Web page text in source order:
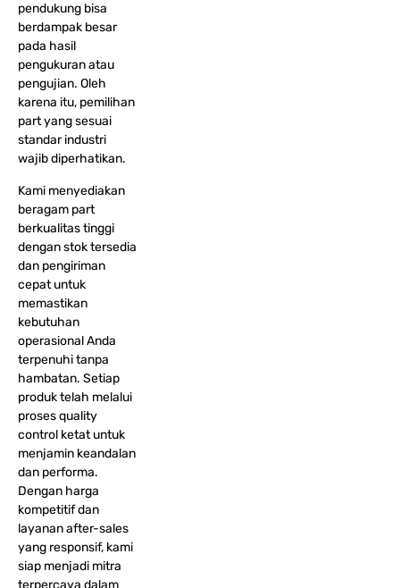
pendukung bisa
berdampak besar
pada hasil
pengukuran atau
pengujian. Oleh
karena itu, pemilihan
part yang sesuai
standar industri
wajib diperhatikan.
Kami menyediakan
beragam part
berkualitas tinggi
dengan stok tersedia
dan pengiriman
cepat untuk
memastikan
kebutuhan
operasional Anda
terpenuhi tanpa
hambatan. Setiap
produk telah melalui
proses quality
control ketat untuk
menjamin keandalan
dan performa.
Dengan harga
kompetitif dan
layanan after-sales
yang responsif, kami
siap menjadi mitra
terpercaya dalam